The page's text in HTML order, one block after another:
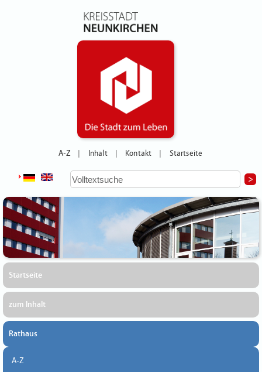
A-Z Inhalt Kontakt Startseite
Startseite
zum Inhalt
Rathaus
A-Z